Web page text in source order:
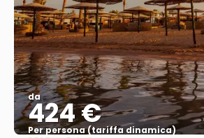
da
424 €
Per persona (tariffa dinamica)